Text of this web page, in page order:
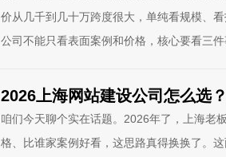
价从几千到几十万跨度很大，单纯看规模、
公司不能只看表面案例和价格，核心要看三
2026上海网站建设公司怎么选
咱们今天聊个实在话题。2026年了，上海老
格、比谁家案例好看，这思路真得换换了。